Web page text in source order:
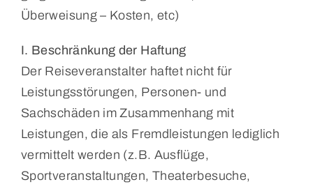
Überweisung – Kosten, etc)
I. Beschränkung der Haftung
Der Reiseveranstalter haftet nicht für
Leistungsstörungen, Personen- und
Sachschäden im Zusammenhang mit
Leistungen, die als Fremdleistungen lediglich
vermittelt werden (z.B. Ausflüge,
Sportveranstaltungen, Theater­besuche,